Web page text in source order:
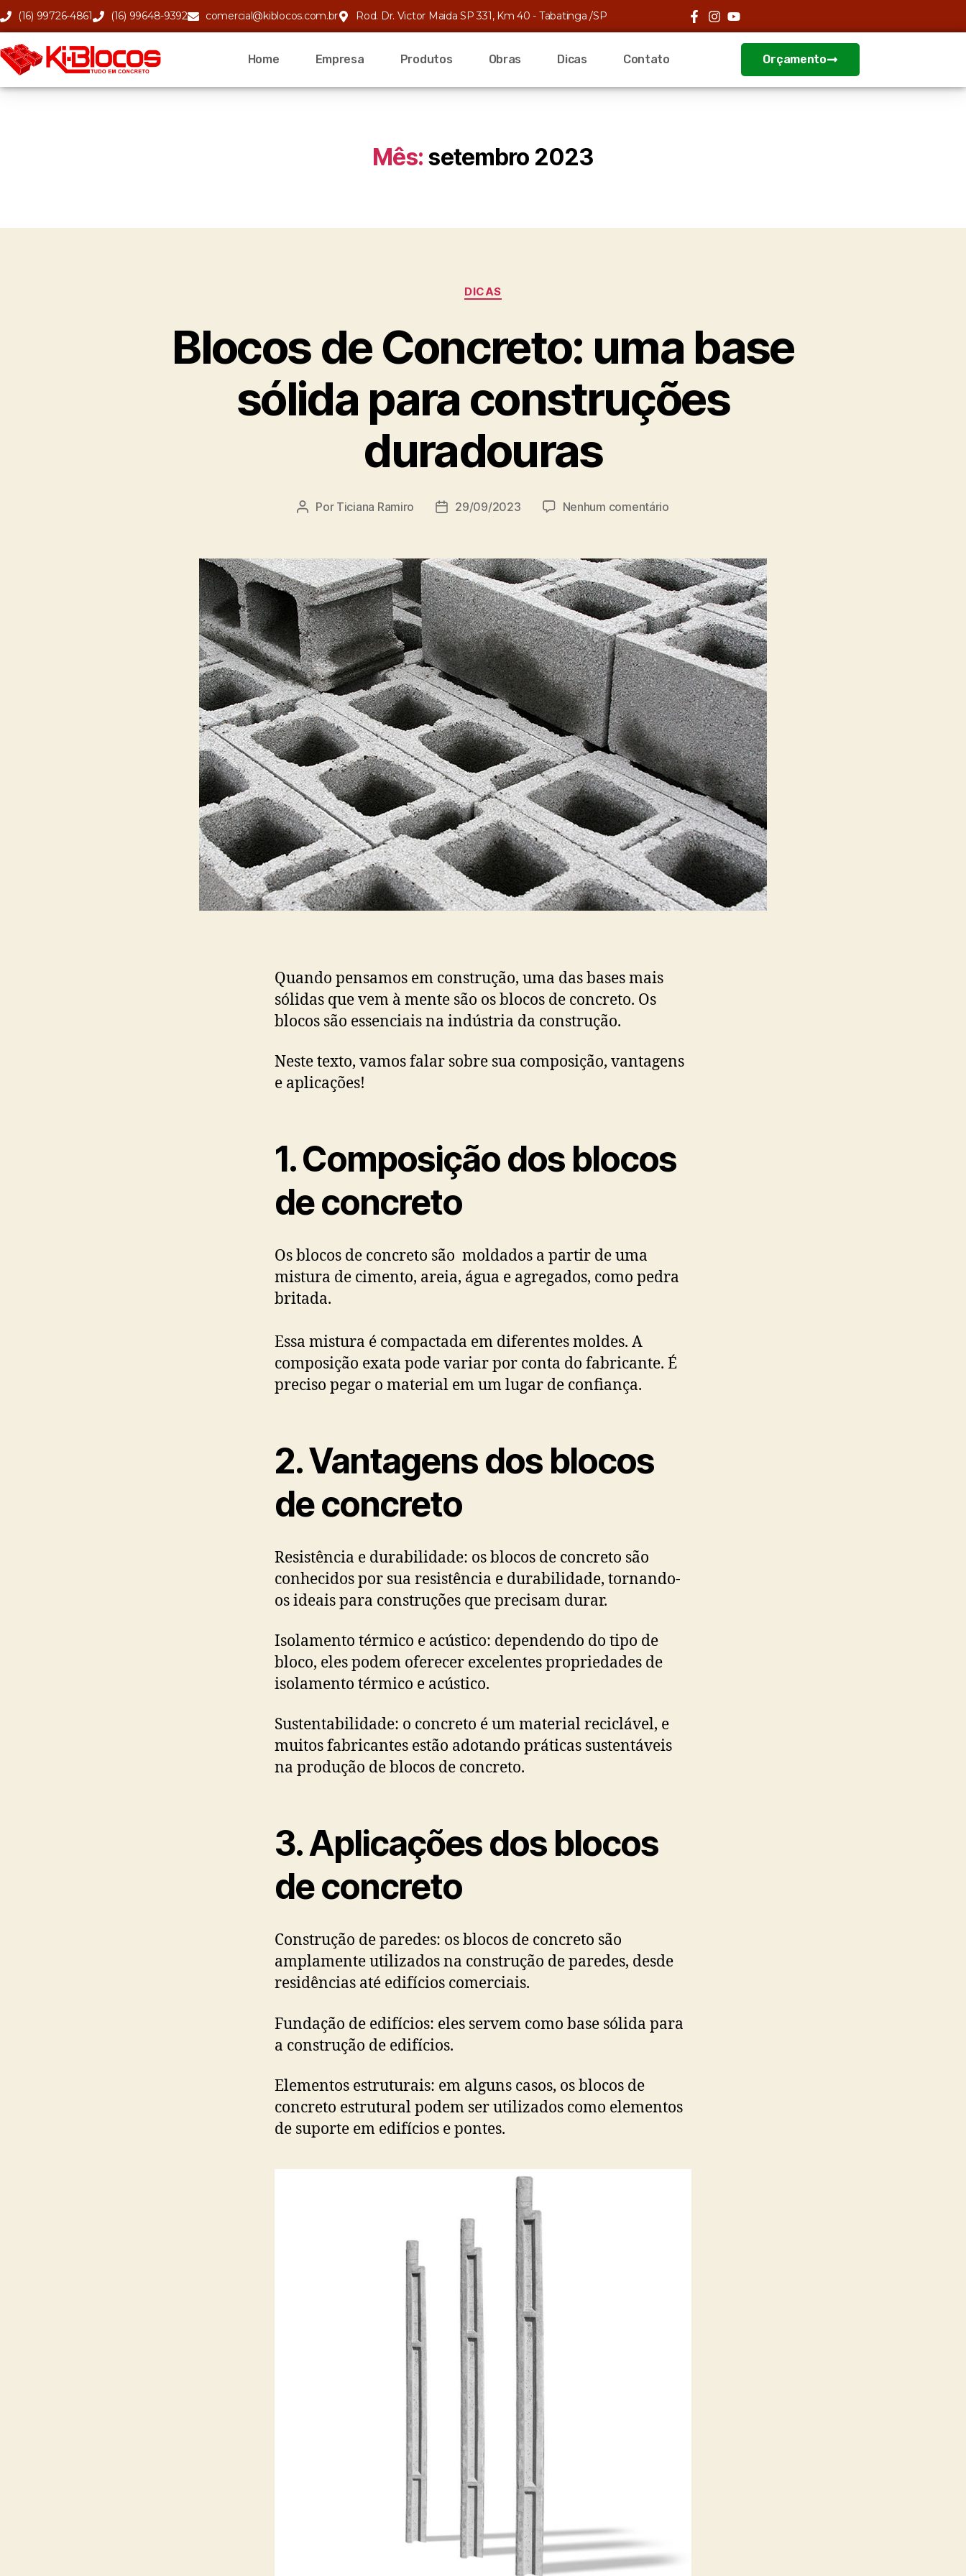
(16) 99726-4861 (16) 99648-9392 comercial@kiblocos.com.br Rod. Dr. Victor Maida SP 331, Km 40 - Tabatinga /SP
Home Empresa Produtos Obras Dicas Contato Orçamento
Mês: setembro 2023
DICAS
Blocos de Concreto: uma base
sólida para construções
duradouras
Por Ticiana Ramiro 29/09/2023 Nenhum comentário
Quando pensamos em construção, uma das bases mais
sólidas que vem à mente são os blocos de concreto. Os
blocos são essenciais na indústria da construção.
Neste texto, vamos falar sobre sua composição, vantagens
e aplicações!
1.Composição dos blocos
de concreto
Os blocos de concreto são moldados a partir de uma
mistura de cimento, areia, água e agregados, como pedra
britada.
Essa mistura é compactada em diferentes moldes. A
composição exata pode variar por conta do fabricante. É
preciso pegar o material em um lugar de confiança.
2.Vantagens dos blocos
de concreto
Resistência e durabilidade: os blocos de concreto são
conhecidos por sua resistência e durabilidade, tornando-
os ideais para construções que precisam durar.
Isolamento térmico e acústico: dependendo do tipo de
bloco, eles podem oferecer excelentes propriedades de
isolamento térmico e acústico.
Sustentabilidade: o concreto é um material reciclável, e
muitos fabricantes estão adotando práticas sustentáveis ​​
na produção de blocos de concreto.
3.Aplicações dos blocos
de concreto
Construção de paredes: os blocos de concreto são
amplamente utilizados na construção de paredes, desde
residências até edifícios comerciais.
Fundação de edifícios: eles servem como base sólida para
a construção de edifícios.
Elementos estruturais: em alguns casos, os blocos de
concreto estrutural podem ser utilizados ​​como elementos
de suporte em edifícios e pontes.